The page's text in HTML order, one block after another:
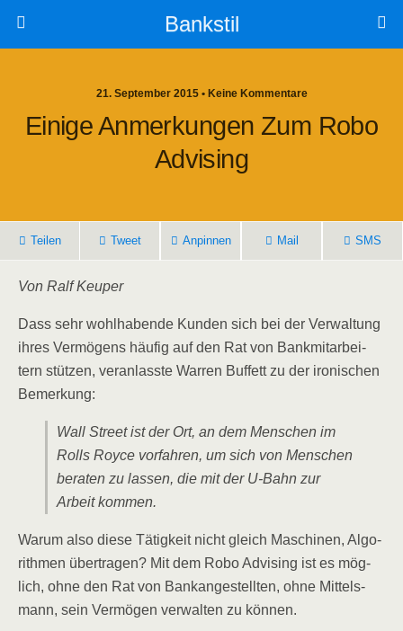
Bankstil
21. September 2015 • Keine Kommentare
Eini­ge Anmer­kun­gen Zum Robo
Advising
Tei­len Tweet Anpin­nen Mail SMS
Von Ralf Keuper
Dass sehr wohl­ha­ben­de Kun­den sich bei der Ver­wal­tung
ihres Ver­mö­gens häu­fig auf den Rat von Bank­mit­ar­bei­
tern stüt­zen, ver­an­lass­te War­ren Buf­fett zu der iro­ni­schen
Bemerkung:
Wall Street ist der Ort, an dem Men­schen im
Rolls Roy­ce vor­fah­ren, um sich von Men­schen
bera­ten zu las­sen, die mit der U‑Bahn zur
Arbeit kommen.
War­um also die­se Tätig­keit nicht gleich Maschi­nen, Algo­
rith­men über­tra­gen? Mit dem Robo Advi­sing ist es mög­
lich, ohne den Rat von Bank­an­ge­stell­ten, ohne Mit­tels­
mann, sein Ver­mö­gen ver­wal­ten zu können.